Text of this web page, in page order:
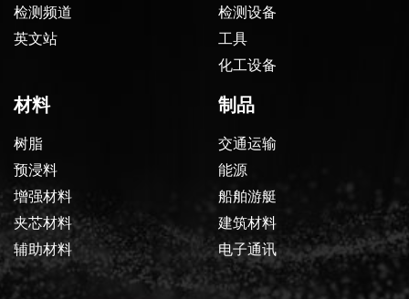
检测频道
英文站
检测设备
工具
化工设备
材料
树脂
预浸料
增强材料
夹芯材料
辅助材料
制品
交通运输
能源
船舶游艇
建筑材料
电子通讯